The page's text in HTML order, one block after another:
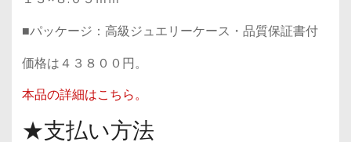
■パッケージ：高級ジュエリーケース・品質保証書付
価格は４３８００円。
本品の詳細はこちら。
★支払い方法